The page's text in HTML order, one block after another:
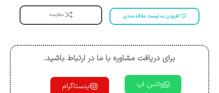
افزودن به لیست علاقه مندی مقایسه
برای دریافت مشاوره با ما در ارتباط باشید.
واتس اپ اینستاگرام